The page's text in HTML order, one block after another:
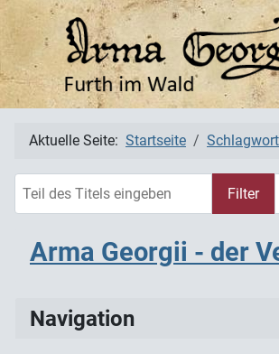
Aktuelle Seite: Startseite
Filter
Arma Georgii - der
Navigation